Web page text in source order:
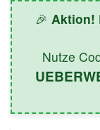
🎉 Aktion!
Nutze